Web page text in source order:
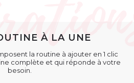
À LA UNE
la routine à ajouter en 1 clic
complète et qui réponde à votre
besoin.